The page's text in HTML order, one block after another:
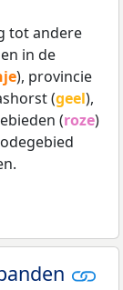
tot andere
in de
), provincie
(geel),
(roze)